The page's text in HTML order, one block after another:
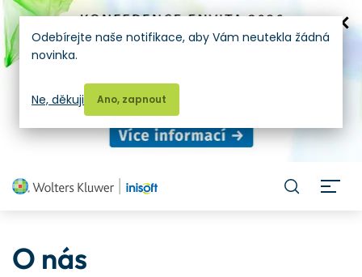
O nás
Odebírejte naše notifikace, aby Vám neutekla žádná
novinka.
Ano, zapnout
Ne, děkuji